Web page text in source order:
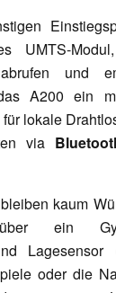
UMTS-
und
A200 ein
lokale
via
kaum
ein
oder die